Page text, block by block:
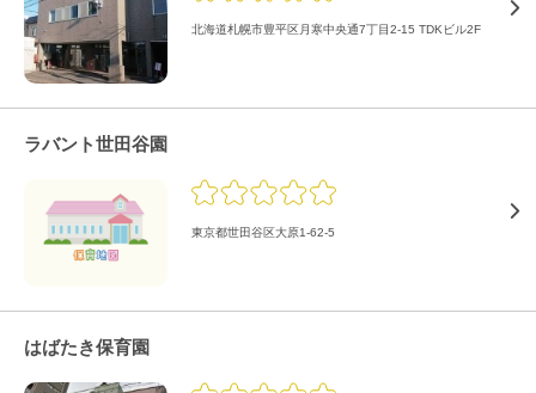
北海道札幌市豊平区月寒中央通7丁目2-15 TDKビル2F
ラバント世田谷園
東京都世田谷区大原1-62-5
はばたき保育園